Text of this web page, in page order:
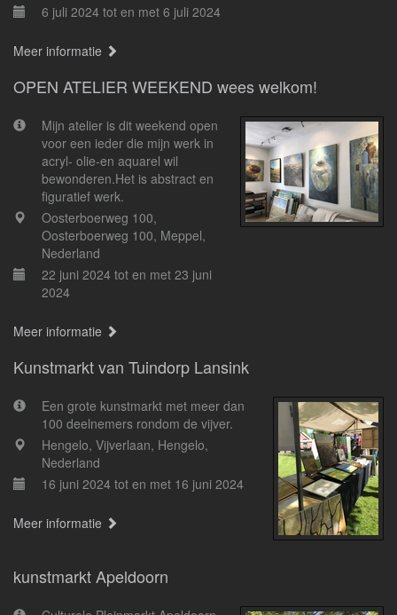
6 juli 2024 tot en met 6 juli 2024
Meer informatie
OPEN ATELIER WEEKEND wees welkom!
Mijn atelier is dit weekend open
voor een ieder die mijn werk in
acryl- olie-en aquarel wil
bewonderen.Het is abstract en
figuratief werk.
Oosterboerweg 100,
Oosterboerweg 100, Meppel,
Nederland
22 juni 2024 tot en met 23 juni
2024
Meer informatie
Kunstmarkt van Tuindorp Lansink
Een grote kunstmarkt met meer dan
100 deelnemers rondom de vijver.
Hengelo, Vijverlaan, Hengelo,
Nederland
16 juni 2024 tot en met 16 juni 2024
Meer informatie
kunstmarkt Apeldoorn